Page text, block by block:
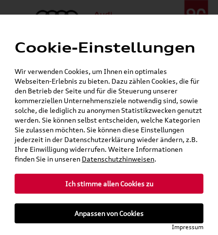
Menü
24h-Pannenhilfe:+49 (0)171 / 870 72 87
Gerade geöffnet
Verkauf:
Mo. - Fr. 08:00 - 19:00 Uhr Sa. 09:00 - 13:00 Uhr
Service:Mo. - Fr. 06:00 - 20:00 Uhr Sa. 08:00 - 13:00 Uhr
teilen Twitter Instagram WhatsApp E-Mail
» »
Komfort & Schutz »
A3 / S3
Cookie-Einstellungen
Wir verwenden Cookies, um Ihnen ein optimales
Webseiten-Erlebnis zu bieten. Dazu zählen Cookies, die für
den Betrieb der Seite und für die Steuerung unserer
kommerziellen Unternehmensziele notwendig sind, sowie
solche, die lediglich zu anonymen Statistikzwecken genutzt
werden. Sie können selbst entscheiden, welche Kategorien
Sie zulassen möchten. Sie können diese Einstellungen
jederzeit in der Datenschutzerklärung wieder ändern, z.B.
Ihre Einwilligung widerrufen. Weitere Informationen
finden Sie in unseren Datenschutzhinweisen.
Ich stimme allen Cookies zu
Anpassen von Cookies
Impressum